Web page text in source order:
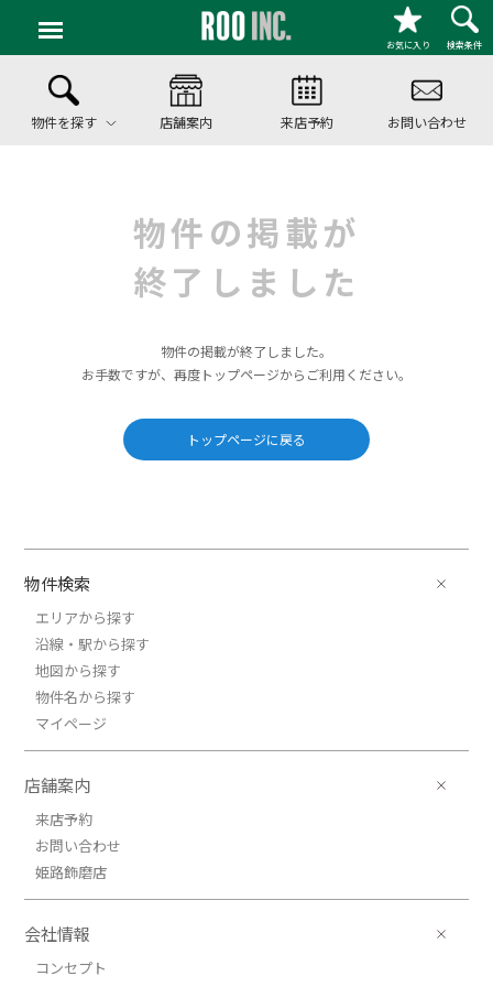
お気に入り 検索条件
物件を探す 店舗案内 来店予約 お問い合わせ
物件の掲載が
終了しました
物件の掲載が終了しました。
お手数ですが、再度トップページからご利用ください。
トップページに戻る
物件検索
エリアから探す
沿線・駅から探す
地図から探す
物件名から探す
マイページ
店舗案内
来店予約
お問い合わせ
姫路飾磨店
会社情報
コンセプト